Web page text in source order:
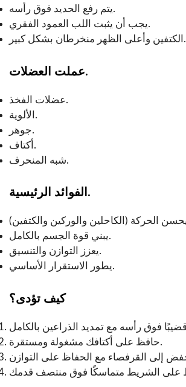
يتم رفع الحديد فوق رأسه.
يجب أن يثبت اللب العمود الفقري.
الكتفين وأعلى الظهر منخرطان بشكل كبير.
عملت العضلات.
عضلات الفخذ.
الألوية.
جوهر.
أكتاف.
شبه المنحرف.
الفوائد الرئيسية.
يبني قوة الجسم بالكامل.
يعزز التوازن والتنسيق.
يطور الاستقرار الأساسي.
كيف تؤدى؟
حافظ على أكتافك مشغولة ومستقرة.